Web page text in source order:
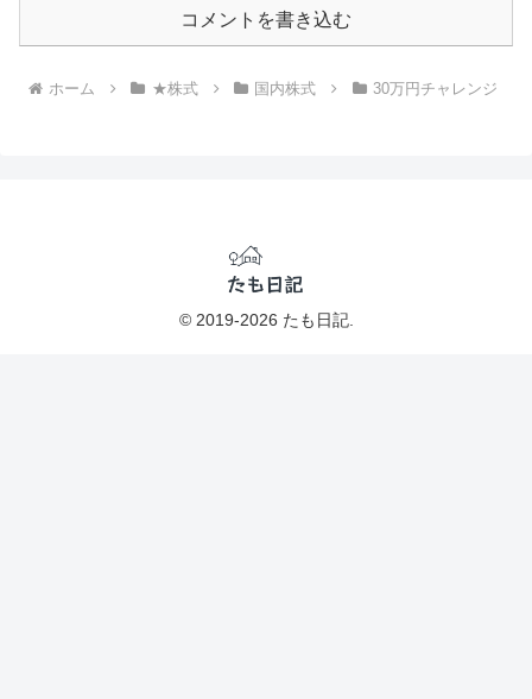
コメントを書き込む
ホーム ★株式 国内株式 30万円チャレンジ
© 2019-2026 たも日記.